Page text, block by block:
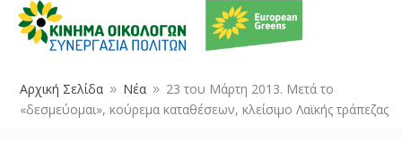
Αρχική Σελίδα 9 Νέα 9 23 του Μάρτη 2013. Μετά το
«δεσμεύομαι», κούρεμα καταθέσεων, κλείσιμο Λαϊκής τράπεζας